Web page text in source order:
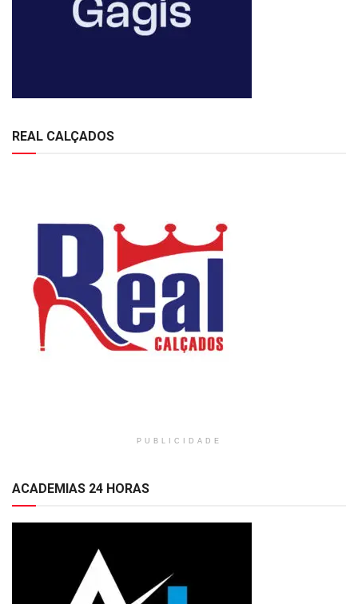
REAL CALÇADOS
PUBLICIDADE
ACADEMIAS 24 HORAS